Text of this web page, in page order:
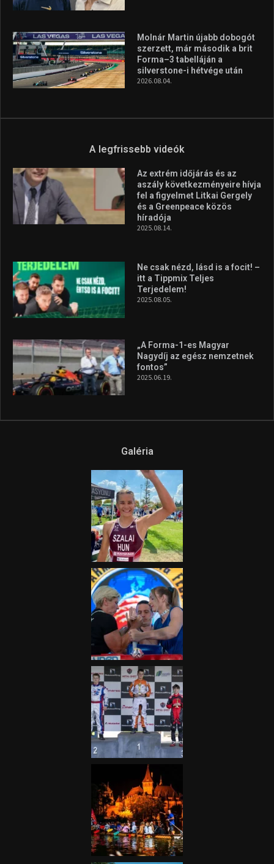
Molnár Martin újabb dobogót
szerzett, már második a brit
Forma–3 tabelláján a
silverstone-i hétvége után
2026.08.04.
A legfrissebb videók
Az extrém időjárás és az
aszály következményeire hívja
fel a figyelmet Litkai Gergely
és a Greenpeace közös
híradója
2025.08.14.
Ne csak nézd, lásd is a focit! –
itt a Tippmix Teljes
Terjedelem!
2025.08.05.
„A Forma-1-es Magyar
Nagydíj az egész nemzetnek
fontos”
2025.06.19.
Galéria